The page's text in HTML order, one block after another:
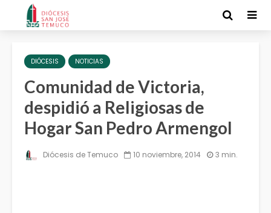
DIÓCESIS NOTICIAS
Comunidad de Victoria,
despidió a Religiosas de
Hogar San Pedro Armengol
Diócesis de Temuco 10 noviembre, 2014 3 min.